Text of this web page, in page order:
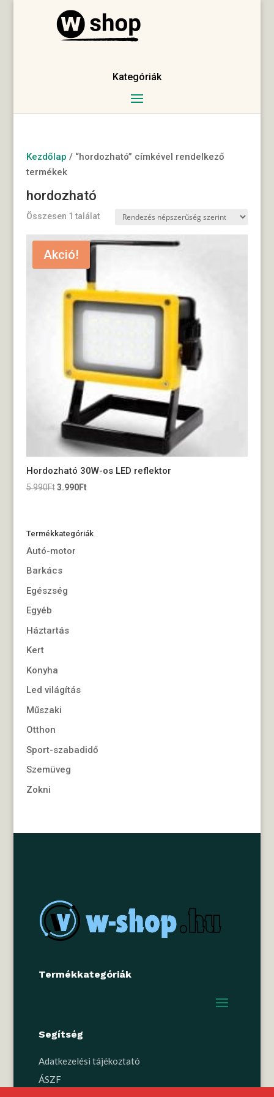
Kategóriák
Kezdőlap / “hordozható” címkével rendelkező
termékek
hordozható
Összesen 1 találat
Akció!
Hordozható 30W-os LED reflektor
5.990Ft Original
5.990Ft.
3.990FtCurrent
3.990Ft.
Termékkategóriák
Autó-motor
Barkács
Egészség
Egyéb
Háztartás
Kert
Konyha
Led világítás
Műszaki
Otthon
Sport-szabadidő
Szemüveg
Zokni
Termékkategóriák
Segítség
Adatkezelési tájékoztató
ÁSZF